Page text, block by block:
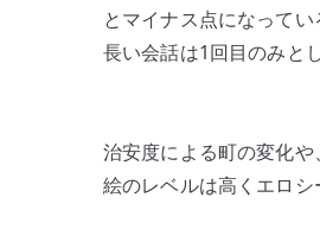
とマイナス点になってい
長い会話は1回目のみと
治安度による町の変化
絵のレベルは高くエロ